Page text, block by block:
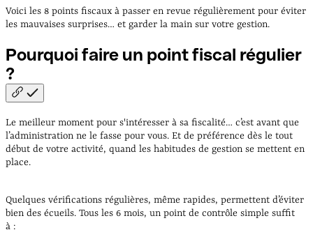
Voici les 8 points fiscaux à passer en revue régulièrement pour éviter
les mauvaises surprises… et garder la main sur votre gestion.
Pourquoi faire un point fiscal régulier
?
Le meilleur moment pour s'intéresser à sa fiscalité… c’est avant que
l’administration ne le fasse pour vous. Et de préférence dès le tout
début de votre activité, quand les habitudes de gestion se mettent en
place.
Quelques vérifications régulières, même rapides, permettent d’éviter
bien des écueils. Tous les 6 mois, un point de contrôle simple suffit
à :